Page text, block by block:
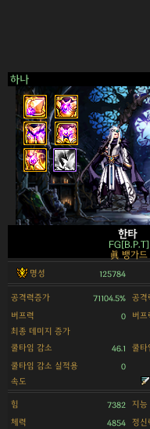
하나
한타
FG[B.P.T]
眞 뱅가드
명성 125784
공격력증가 71104.5% 공격
버프력 0 버프
최종 데미지 증가
쿨타임 감소
46.1 쿨타
쿨타임 감소 실적용 0
속도
힘 7382 지능
체력 4854 정신